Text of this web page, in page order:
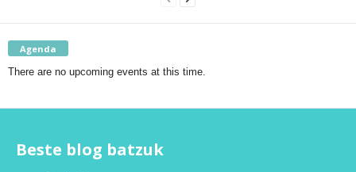
Agenda
There are no upcoming events at this time.
Beste blog batzuk